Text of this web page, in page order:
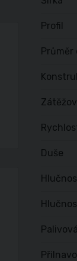
Profil
Průměr
Duše